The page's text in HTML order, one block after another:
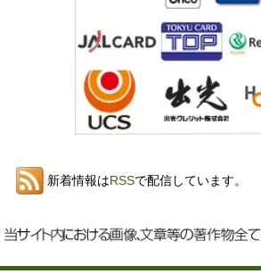
新着情報はRSSで配信しています。